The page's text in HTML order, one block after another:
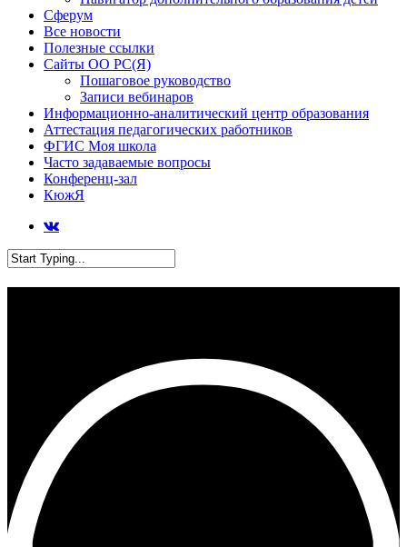
Сферум
Все новости
Полезные ссылки
Сайты ОО РС(Я)
Пошаговое руководство
Записи вебинаров
Информационно-аналитический центр образования
Аттестация педагогических работников
ФГИС Моя школа
Часто задаваемые вопросы
Конференц-зал
КюжЯ